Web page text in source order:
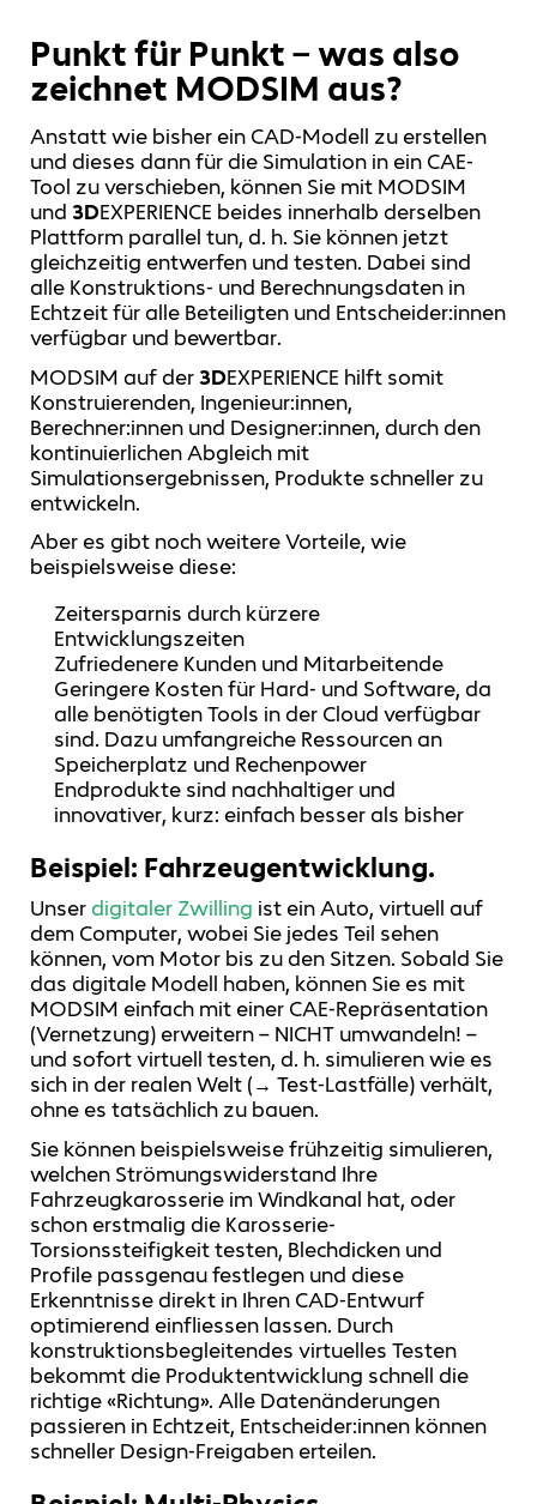
Punkt für Punkt – was also
zeichnet MODSIM aus?
Anstatt wie bisher ein CAD-Modell zu erstellen
und dieses dann für die Simulation in ein CAE-
Tool zu verschieben, können Sie mit MODSIM
und 3DEXPERIENCE beides innerhalb derselben
Plattform parallel tun, d. h. Sie können jetzt
gleichzeitig entwerfen und testen. Dabei sind
alle Konstruktions- und Berechnungsdaten in
Echtzeit für alle Beteiligten und Entscheider:innen
verfügbar und bewertbar.
MODSIM auf der 3DEXPERIENCE hilft somit
Konstruierenden, Ingenieur:innen,
Berechner:innen und Designer:innen, durch den
kontinuierlichen Abgleich mit
Simulationsergebnissen, Produkte schneller zu
entwickeln.
Aber es gibt noch weitere Vorteile, wie
beispielsweise diese:
Zeitersparnis durch kürzere
Entwicklungszeiten
Zufriedenere Kunden und Mitarbeitende
Geringere Kosten für Hard- und Software, da
alle benötigten Tools in der Cloud verfügbar
sind. Dazu umfangreiche Ressourcen an
Speicherplatz und Rechenpower
Endprodukte sind nachhaltiger und
innovativer, kurz: einfach besser als bisher
Beispiel: Fahrzeugentwicklung.
Unser digitaler Zwilling ist ein Auto, virtuell auf
dem Computer, wobei Sie jedes Teil sehen
können, vom Motor bis zu den Sitzen. Sobald Sie
das digitale Modell haben, können Sie es mit
MODSIM einfach mit einer CAE-Repräsentation
(Vernetzung) erweitern – NICHT umwandeln! –
und sofort virtuell testen, d. h. simulieren wie es
sich in der realen Welt (→ Test-Lastfälle) verhält,
ohne es tatsächlich zu bauen.
Sie können beispielsweise frühzeitig simulieren,
welchen Strömungswiderstand Ihre
Fahrzeugkarosserie im Windkanal hat, oder
schon erstmalig die Karosserie-
Torsionssteifigkeit testen, Blechdicken und
Profile passgenau festlegen und diese
Erkenntnisse direkt in Ihren CAD-Entwurf
optimierend einfliessen lassen. Durch
konstruktionsbegleitendes virtuelles Testen
bekommt die Produktentwicklung schnell die
richtige «Richtung». Alle Datenänderungen
passieren in Echtzeit, Entscheider:innen können
schneller Design-Freigaben erteilen.